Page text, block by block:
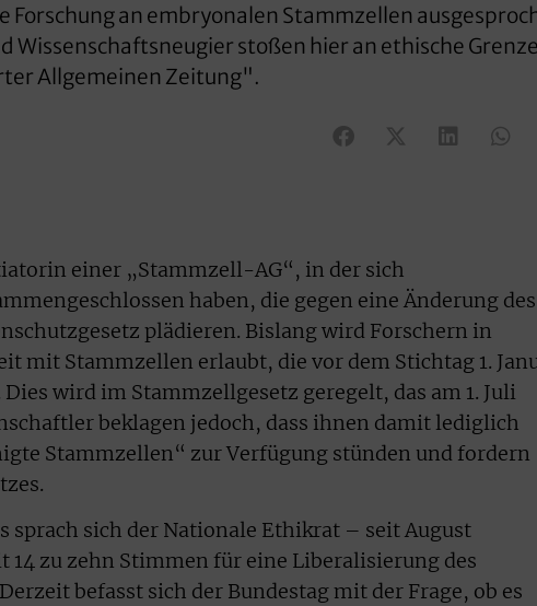
Forschung an embryonalen Stammzellen
Wissenschaftsneugier stoßen hier an ethische
Allgemeinen Zeitung".
einer „Stammzell-AG“, in der sich
haben, die gegen eine Änderung des
plädieren. Bislang wird Forschern in
mit Stammzellen erlaubt, die vor dem Stichtag 1.
wird im Stammzellgesetz geregelt, das am 1. Juli
beklagen jedoch, dass ihnen damit lediglich
Stammzellen“ zur Verfügung stünden und fordern
sprach sich der Nationale Ethikrat – seit August
zu zehn Stimmen für eine Liberalisierung des
befasst sich der Bundestag mit der Frage, ob es